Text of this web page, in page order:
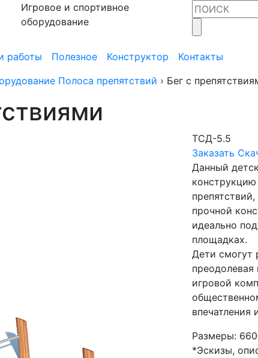
Игровое и спортивное
оборудование
работы Полезное Конструктор
Контакты
Полоса препятствий › Бег с
ТСД-5.5
Заказать
Данный
прочной
идеально
площадках.
Дети смогут
преодолевая
игровой
впечатления
Размеры:
*Эскизы,